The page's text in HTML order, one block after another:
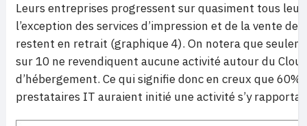
Leurs entreprises progressent sur quasiment tous
l’exception des services d’impression et de la vente de
restent en retrait (graphique 4). On notera que
sur 10 ne revendiquent aucune activité autour du
d’hébergement. Ce qui signifie donc en creux que 60%
prestataires IT auraient initié une activité s’y